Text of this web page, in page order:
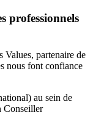
professionnels
Values, partenaire de
nous font confiance
au sein de
Conseiller